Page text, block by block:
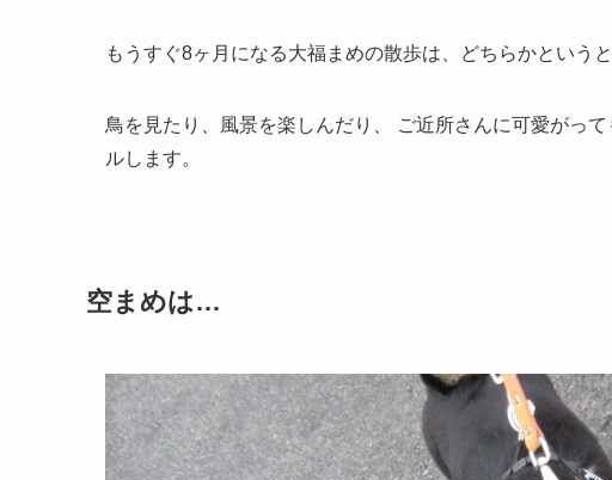
もうすぐ8ヶ月になる大福まめの散歩は、どちらかという
鳥を見たり、風景を楽しんだり、 ご近所さんに可愛がっ
ルします。
空まめは…